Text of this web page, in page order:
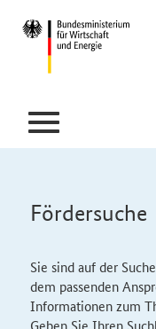
Fördersuche
Sie sind auf der
dem passenden
Informationen zum